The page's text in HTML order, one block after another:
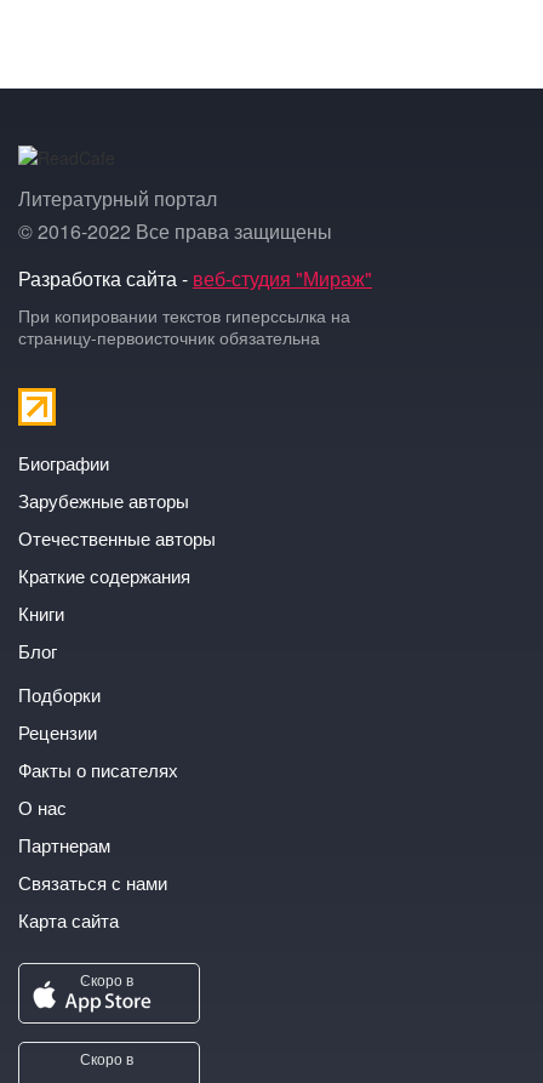
Литературный портал
© 2016-2022 Все права защищены
Разработка сайта - веб-студия "Мираж"
При копировании текстов гиперссылка на
страницу-первоисточник обязательна
Биографии
Зарубежные авторы
Отечественные авторы
Краткие содержания
Книги
Блог
Подборки
Рецензии
Факты о писателях
О нас
Партнерам
Связаться с нами
Карта сайта
Скоро в
Скоро в